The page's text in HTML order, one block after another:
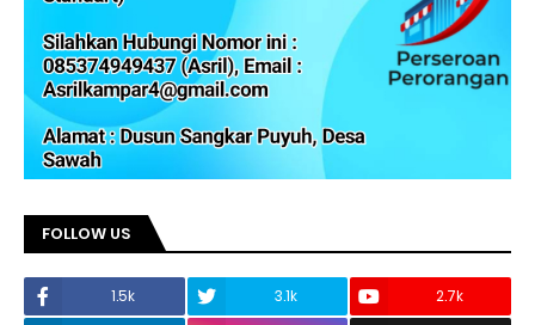
FOLLOW US
1.5k 3.1k
2.7k